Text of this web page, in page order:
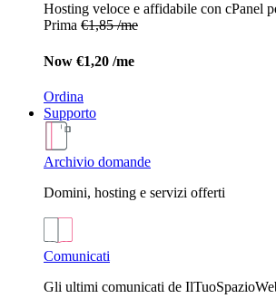
Hosting veloce e affidabile con cPanel
Prima €1,85 /me
Now €1,20 /me
Ordina
Supporto
Archivio domande
Domini, hosting e servizi offerti
Comunicati
Gli ultimi comunicati de